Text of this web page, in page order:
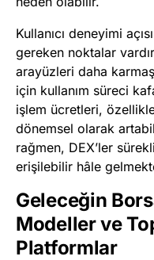
Kullanıcı deneyimi
gereken noktalar
arayüzleri daha
için kullanım süreci
işlem ücretleri,
dönemsel olarak
rağmen, DEX’ler
erişilebilir hâle
Geleceğin
Modeller ve
Platformlar